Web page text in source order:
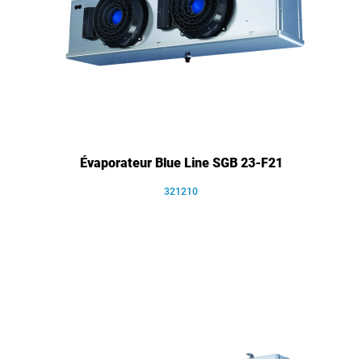
Évaporateur Blue Line SGB 23-F21
321210